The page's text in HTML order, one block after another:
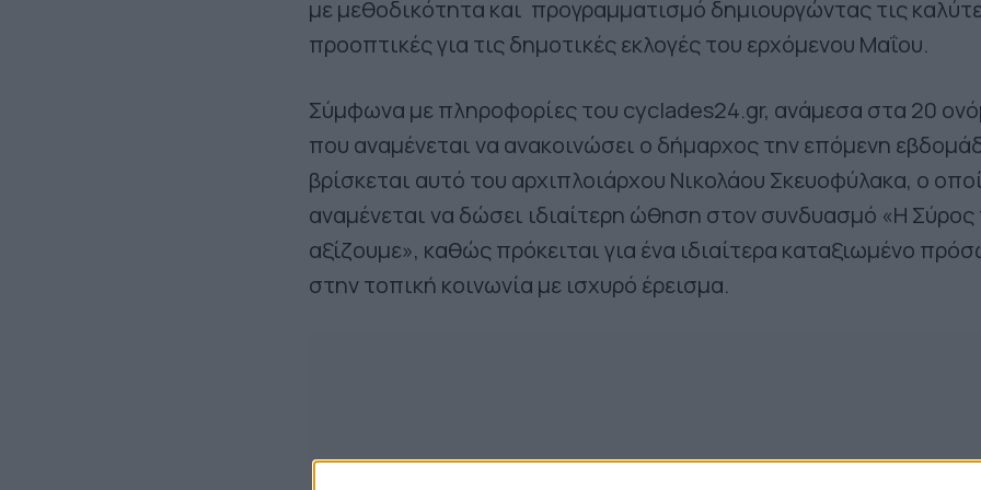
με μεθοδικότητα και προγραμματισμό δημιουργώντας τις
προοπτικές για τις δημοτικές εκλογές του ερχόμενου Μαΐου.
Σύμφωνα με πληροφορίες του cyclades24.gr, ανάμεσα στα 20
που αναμένεται να ανακοινώσει ο δήμαρχος την επόμενη
βρίσκεται αυτό του αρχιπλοιάρχου Νικολάου Σκευοφύλακα, ο
αναμένεται να δώσει ιδιαίτερη ώθηση στον συνδυασμό «Η
αξίζουμε», καθώς πρόκειται για ένα ιδιαίτερα καταξιωμένο
στην τοπική κοινωνία με ισχυρό έρεισμα.